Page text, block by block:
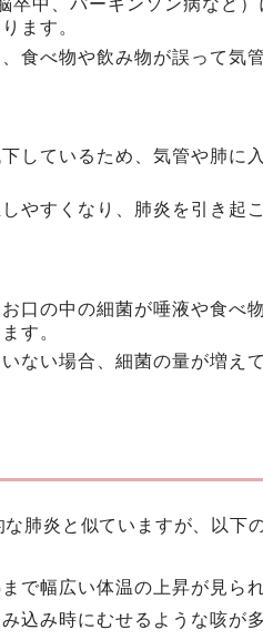
卒中、パーキンソン病など
ます。
食べ物や飲み物が誤って気
しているため、気管や肺に
やすくなり、肺炎を引き起こ
口の中の細菌が唾液や食べ
す。
ない場合、細菌の量が増え
肺炎と似ていますが、以下
で幅広い体温の上昇が見られ
込み時にむせるような咳が多